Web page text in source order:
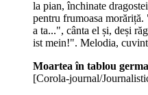
la pian, închinate
pentru frumoasa
a ta...", cânta el și, deși
ist mein!". Melodia,
Moartea în tablou
[Corola-journal/